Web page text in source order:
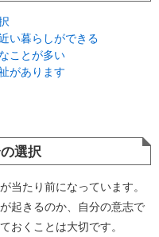
い暮らしができる
ことが多い
があります
選択
当たり前になっています。
起きるのか、自分の意志で
おくことは大切です。